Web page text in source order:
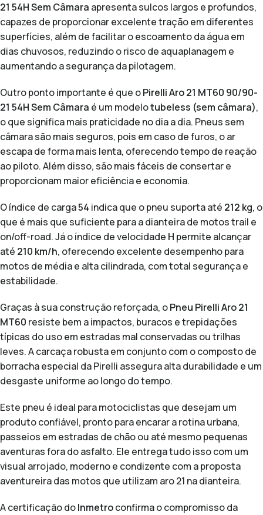
21 54H Sem Câmara apresenta sulcos largos e profundos,
capazes de proporcionar excelente tração em diferentes
superfícies, além de facilitar o escoamento da água em
dias chuvosos, reduzindo o risco de aquaplanagem e
aumentando a segurança da pilotagem.
Outro ponto importante é que oPirelli Aro 21 MT60 90/90-
21 54H Sem Câmara é um modelotubeless (sem câmara),
o que significa mais praticidade no dia a dia. Pneus sem
câmara são mais seguros, pois em caso de furos, o ar
escapa de forma mais lenta, oferecendo tempo de reação
ao piloto. Além disso, são mais fáceis de consertar e
proporcionam maior eficiência e economia.
O índice de carga54 indica que o pneu suporta até 212 kg, o
que é mais que suficiente para a dianteira de motos trail e
on/off-road. Já o índice de velocidade H permite alcançar
até 210 km/h, oferecendo excelente desempenho para
motos de média e alta cilindrada, com total segurança e
estabilidade.
Graças à sua construção reforçada, oPneu Pirelli Aro 21
MT60 resiste bem a impactos, buracos e trepidações
típicas do uso em estradas mal conservadas ou trilhas
leves. A carcaça robusta em conjunto com o composto de
borracha especial da Pirelli assegura alta durabilidade e um
desgaste uniforme ao longo do tempo.
Este pneu é ideal para motociclistas que desejam um
produto confiável, pronto para encarar a rotina urbana,
passeios em estradas de chão ou até mesmo pequenas
aventuras fora do asfalto. Ele entrega tudo isso com um
visual arrojado, moderno e condizente com a proposta
aventureira das motos que utilizam aro 21 na dianteira.
A certificação doInmetroconfirma o compromisso da